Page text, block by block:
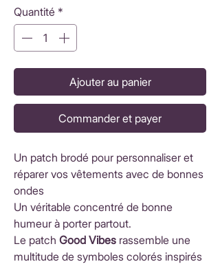
Quantité *
Ajouter au panier
Commander et payer
Un patch brodé pour personnaliser et
réparer vos vêtements avec de bonnes
ondes
Un véritable concentré de bonne
humeur à porter partout.
Le patch Good Vibes rassemble une
multitude de symboles colorés inspirés